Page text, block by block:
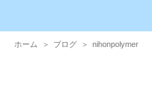
ホーム ＞ ブログ ＞ nihonpolymer